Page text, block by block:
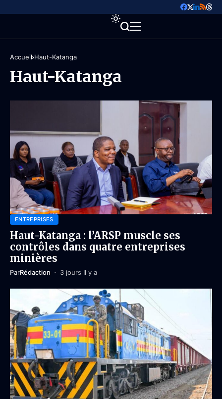
Accueil Haut-Katanga
Haut-Katanga
ENTREPRISES
Haut-Katanga : l’ARSP muscle ses
contrôles dans quatre entreprises
minières
ParRédaction 3 jours Il y a